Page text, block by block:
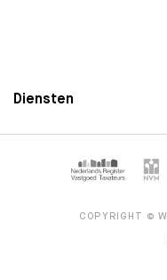
Diensten
COPYRIGHT ©